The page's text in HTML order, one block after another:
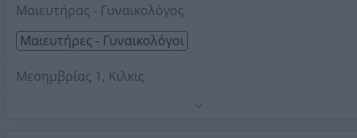
Μαιευτήρας - Γυναικολόγος
Μαιευτήρες - Γυναικολόγοι
Μεσημβρίας 1, Κιλκίς